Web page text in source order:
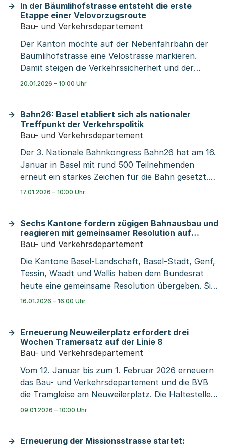
und an der Klybeckstrasse. Im Sommer fahren
während rund zehn Wochen keine Trams zwischen
Barfüsserplatz und Schifflände. Auf den
Tramlinien 8 und 17 verkehren im Herbst während
sieben Wochen Ersatzbusse.
In der Bäumlihofstrasse entsteht die erste
Etappe einer Velovorzugsroute
Bau- und Verkehrsdepartement
Der Kanton möchte auf der Nebenfahrbahn der
Bäumlihofstrasse eine Velostrasse markieren.
Damit steigen die Verkehrssicherheit und der
Komfort für Velofahrende. Um genügend Platz für
schliesst eine wichtige Lücke auf der viel
befahrenen Veloroute zwischen Riehen und dem
Wettsteinplatz. Künftig entspricht die
Bäumlihofstrasse den Anforderungen einer
Velovorzugsroute. Der Kanton realisiert damit
einen ersten wichtigen Schritt hin zum Ziel des
angenommenen Gegenvorschlags zur Initiative für
20.01.2026 – 10:00 Uhr
Bahn26: Basel etabliert sich als nationaler
Treffpunkt der Verkehrspolitik
Bau- und Verkehrsdepartement
Der 3. Nationale Bahnkongress Bahn26 hat am 16.
Januar in Basel mit rund 500 Teilnehmenden
erneut ein starkes Zeichen für die Bahn gesetzt.
Unter der Leitfrage „Wohin fährt die Schweiz?“
zukunftsfähige Verkehrspolitik. Die grosse
Resonanz unterstreicht die wachsende Bedeutung
des Kongresses.
17.01.2026 – 10:00 Uhr
Sechs Kantone fordern zügigen Bahnausbau und
reagieren mit gemeinsamer Resolution auf
zunehmende Engpässe
Bau- und Verkehrsdepartement
Die Kantone Basel-Landschaft, Basel-Stadt, Genf,
Tessin, Waadt und Wallis haben dem Bundesrat
heute eine gemeinsame Resolution übergeben. Sie
machen deutlich, wie wichtig der Bahnausbau für
stark die Belastung des Schienennetzes in ihren
Regionen weiter zunimmt. Sie fordern deshalb
gezielte Investitionen in Angebot und
Infrastruktur, bevor es zu spät ist.
16.01.2026 – 16:00 Uhr
Erneuerung Neuweilerplatz erfordert drei
Wochen Tramersatz auf der Linie 8
Bau- und Verkehrsdepartement
Vom 12. Januar bis zum 1. Februar 2026 erneuern
das Bau- und Verkehrsdepartement und die BVB
die Tramgleise am Neuweilerplatz. Die Haltestelle
«Neubad» wird so umgebaut, dass Fahrgäste
und Neuweilerstrasse Ersatzbusse. In der Nacht
09.01.2026 – 10:00 Uhr
Erneuerung der Missionsstrasse startet: